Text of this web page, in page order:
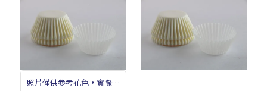
照片僅供參考花色，實際尺